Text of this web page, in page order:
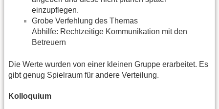
einzupflegen.
Grobe Verfehlung des Themas
Abhilfe: Rechtzeitige Kommunikation mit den
Betreuern
Die Werte wurden von einer kleinen Gruppe erarbeitet. Es
gibt genug Spielraum für andere Verteilung.
Kolloquium